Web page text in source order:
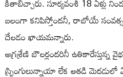
బలంగా కనిపిస్తోందనీ, రాబోయే
దేలడం ఖాయమన్నారు.
అగ్రశ్రేణి బౌలర్లందరినీ
స్ప్రింగులున్నాయా లేక అతడి